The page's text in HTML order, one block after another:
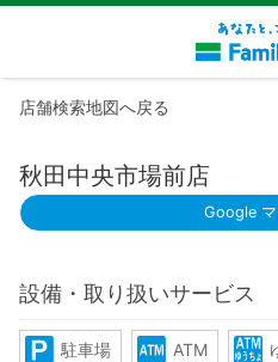
店舗検索地図へ戻る
秋田中央市場前店
Google
設備・取り扱いサービス
駐車場 ATM